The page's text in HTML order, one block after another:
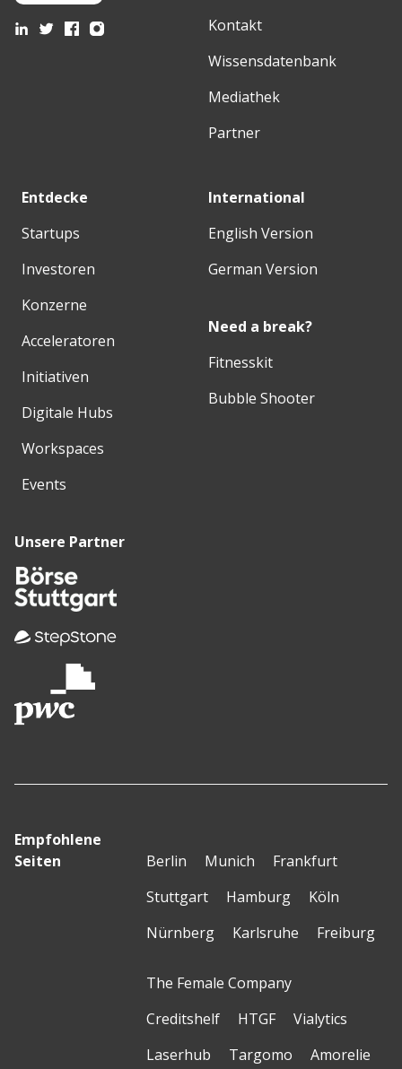
Kontakt
Wissensdatenbank
Mediathek
Partner
Entdecke
Startups
Investoren
Konzerne
Acceleratoren
Initiativen
Digitale Hubs
Workspaces
Events
International
English Version
German Version
Need a break?
Fitnesskit
Bubble Shooter
Unsere Partner
Empfohlene
Seiten
Berlin Munich
Frankfurt
Stuttgart
Hamburg
Köln
Nürnberg
Karlsruhe Freiburg
The Female Company
Creditshelf
HTGF
Vialytics
Laserhub
Targomo Amorelie